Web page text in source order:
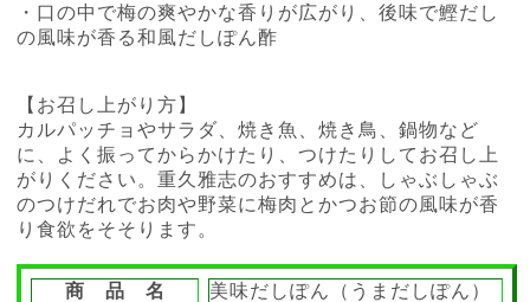
・口の中で梅の爽やかな香りが広がり、後味で鰹だし
の風味が香る和風だしぽん酢
【お召し上がり方】
カルパッチョやサラダ、焼き魚、焼き鳥、鍋物など
に、よく振ってからかけたり、つけたりしてお召し上
がりください。重久雅志のおすすめは、しゃぶしゃぶ
のつけだれでお肉や野菜に梅肉とかつお節の風味が香
り食欲をそそります。
商 品 名
美味だしぽん（うまだしぽん）